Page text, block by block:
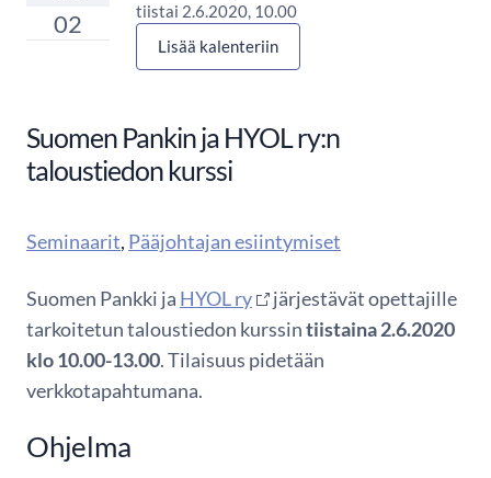
02
tiistai 2.6.2020, 10.00
Lisää kalenteriin
Suomen Pankin ja HYOL ry:n
taloustiedon kurssi
Seminaarit, Pääjohtajan esiintymiset
Suomen Pankki ja HYOL ry
järjestävät opettajille
tarkoitetun taloustiedon kurssintiistaina 2.6.2020
klo 10.00-13.00. Tilaisuus pidetään
verkkotapahtumana.
Ohjelma